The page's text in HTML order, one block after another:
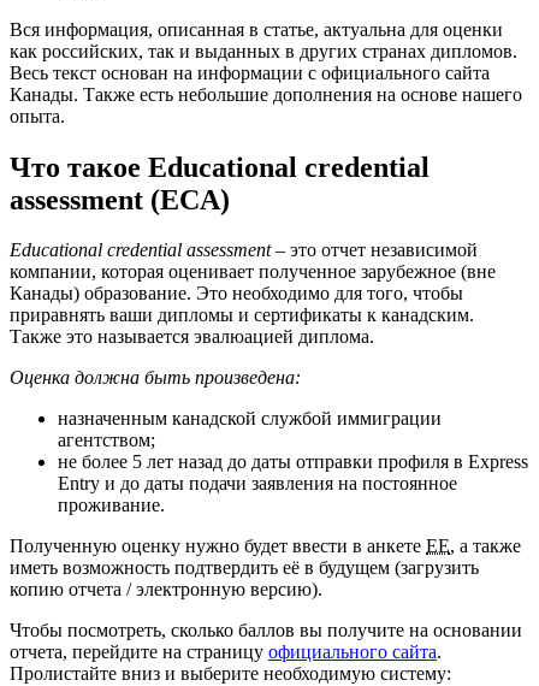
Вся информация, описанная в статье, актуальна для оценки
как российских, так и выданных в других странах дипломов.
Весь текст основан на информации с официального сайта
Канады. Также есть небольшие дополнения на основе нашего
опыта.
Что такое Educational credential
assessment (ECA)
Educational credential assessment– это отчет независимой
компании, которая оценивает полученное зарубежное (вне
Канады) образование. Это необходимо для того, чтобы
приравнять ваши дипломы и сертификаты к канадским.
Также это называется эвалюацией диплома.
Оценка должна быть произведена:
назначенным канадской службой иммиграции
агентством;
не более 5 лет назад до даты отправки профиля в Express
Entry и до даты подачи заявления на постоянное
проживание.
Полученную оценку нужно будет ввести в анкете EE, а также
иметь возможность подтвердить её в будущем (загрузить
копию отчета / электронную версию).
Чтобы посмотреть, сколько баллов вы получите на основании
отчета, перейдите на страницу официального сайта.
Пролистайте вниз и выберите необходимую систему: